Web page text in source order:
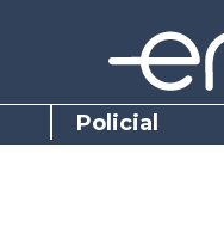
Policial